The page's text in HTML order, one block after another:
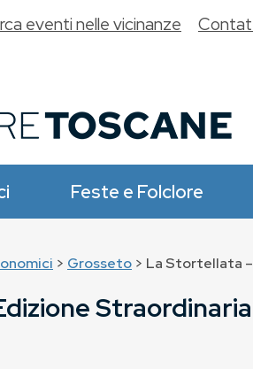
Feste e Folclore
eventi nelle vicinanze
> Grosseto > La Stortellata
Straordinaria